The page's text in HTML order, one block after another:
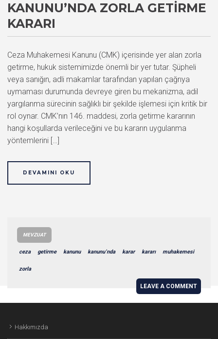
KANUNU’NDA ZORLA GETIRME
KARARI
Ceza Muhakemesi Kanunu (CMK) içerisinde yer alan zorla
getirme, hukuk sistemimizde önemli bir yer tutar. Şüpheli
veya sanığın, adli makamlar tarafından yapılan çağrıya
uymaması durumunda devreye giren bu mekanizma, adil
yargılanma sürecinin sağlıklı bir şekilde işlemesi için kritik bir
rol oynar. CMK’nın 146. maddesi, zorla getirme kararının
hangi koşullarda verileceğini ve bu kararın uygulanma
yöntemlerini […]
DEVAMINI OKU
MEVZUAT
ceza getirme kanunu kanunu’nda karar kararı muhakemesi
zorla
LEAVE A COMMENT
Hakkımızda